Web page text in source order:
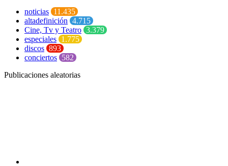
noticias 11.435
altadefinición 4.715
Cine, Tv y Teatro 3.379
especiales 1.775
discos 893
conciertos 582
Publicaciones aleatorias